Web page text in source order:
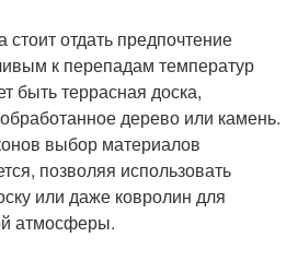
стоит отдать предпочтение
к перепадам температур
быть террасная доска,
дерево или камень.
выбор материалов
позволяя использовать
или даже ковролин для
атмосферы.